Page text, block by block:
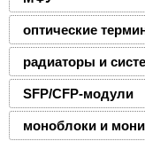
оптические
радиаторы и
SFP/CFP-модули
моноблоки и